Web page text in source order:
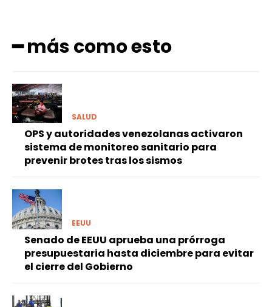
━ más como esto
SALUD
OPS y autoridades venezolanas activaron
sistema de monitoreo sanitario para
prevenir brotes tras los sismos
EEUU
Senado de EEUU aprueba una prórroga
presupuestaria hasta diciembre para evitar
el cierre del Gobierno